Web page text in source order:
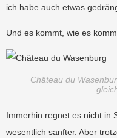
ich habe auch etwas
Und es kommt, wie es
Château du
Immerhin regnet es nicht in
wesentlich sanfter. Aber